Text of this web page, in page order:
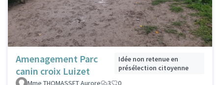
Amenagement Parc
canin croix Luizet
Idée non retenue en
présélection citoyenne
Mme THOMASSET Aurore
3 0